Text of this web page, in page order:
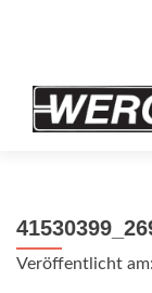
Veröffentlicht am: